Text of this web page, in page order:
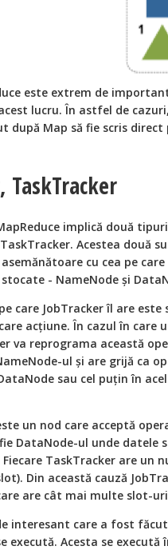
este extrem de
lucru. În astfel de
Map să fie scris direct
TaskTracker
implică două
TaskTracker. Acestea două
cu cea pe
- NameNode și
care JobTracker îl are este
acțiune. În cazul în care
va reprograma această
ul și are grijă ca
sau cel puțin în
un nod care acceptă
DataNode-ul unde datele
TaskTracker are un
Din această cauză
are cât mai multe slot-
interesant care a fost
execută. Acesta se